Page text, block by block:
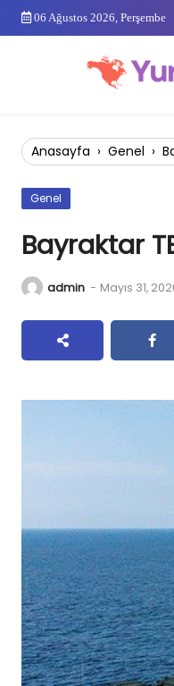
Skip
06 Ağustos 2026, Perşembe
Anasayfa › Genel ›
Genel
Bayraktar
admin - Mayıs 31,